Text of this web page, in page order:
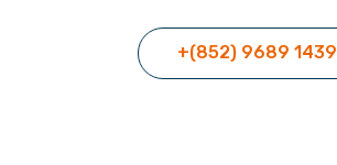
+(852) 9689 1439